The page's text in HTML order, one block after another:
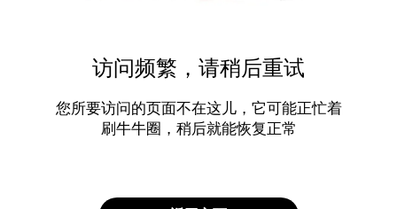
访问频繁，请稍后重试
您所要访问的页面不在这儿，它可能正忙着
刷牛牛圈，稍后就能恢复正常